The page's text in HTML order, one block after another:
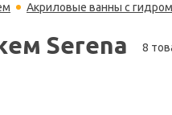
Акриловые ванны с
Serena 8